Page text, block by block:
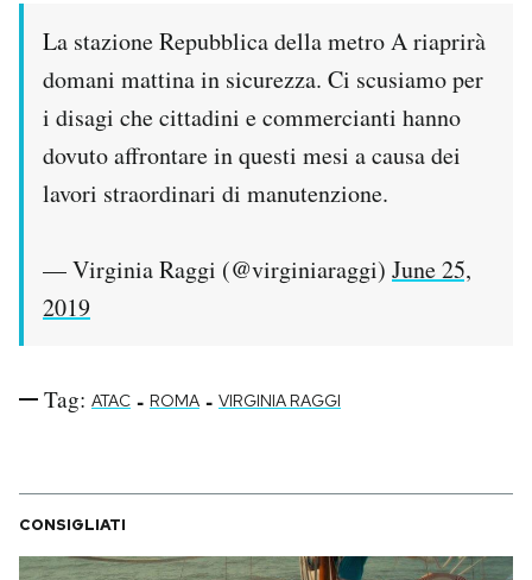
Hai bisogno di aiuto?
Esci
La stazione Repubblica della metro A riaprirà
domani mattina in sicurezza. Ci scusiamo per
i disagi che cittadini e commercianti hanno
dovuto affrontare in questi mesi a causa dei
lavori straordinari di manutenzione.
— Virginia Raggi (@virginiaraggi) June 25,
2019
Tag: ATAC - ROMA - VIRGINIA RAGGI
CONSIGLIATI